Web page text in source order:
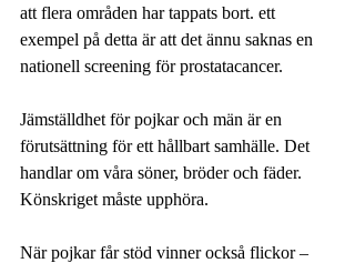
att flera områden har tappats bort. ett
exempel på detta är att det ännu saknas en
nationell screening för prostatacancer.
Jämställdhet för pojkar och män är en
förutsättning för ett hållbart samhälle. Det
handlar om våra söner, bröder och fäder.
Könskriget måste upphöra.
När pojkar får stöd vinner också flickor –